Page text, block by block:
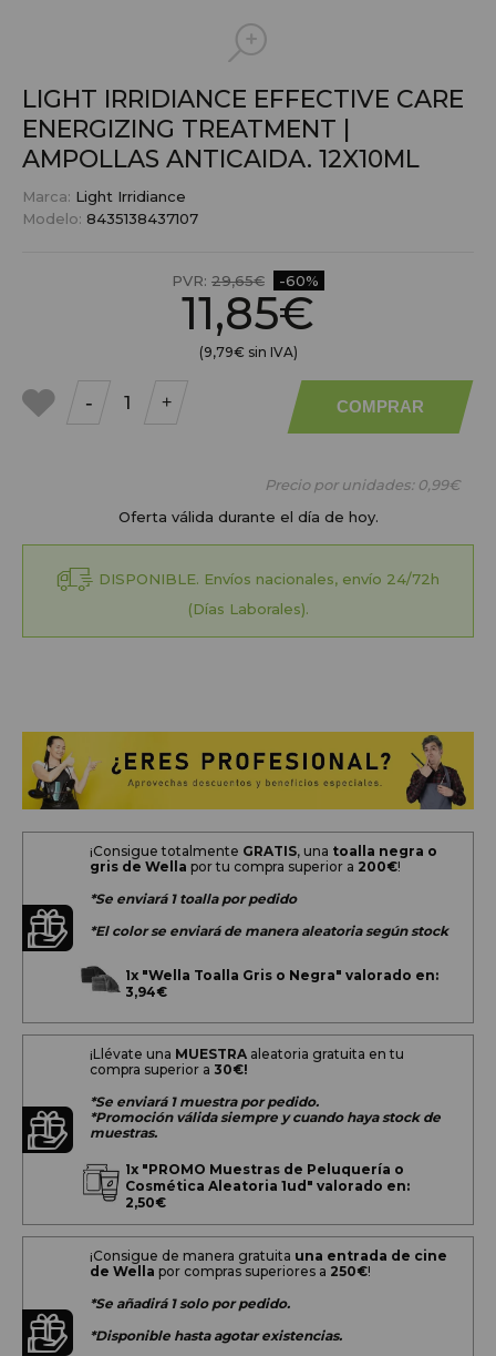
LIGHT IRRIDIANCE EFFECTIVE CARE
ENERGIZING TREATMENT |
AMPOLLAS ANTICAIDA. 12X10ML
Marca: Light Irridiance
Modelo: 8435138437107
PVR: 29,65€ -60%
11,85€
(9,79€ sin IVA)
- + COMPRAR
Precio por unidades: 0,99€
Oferta válida durante el día de hoy.
DISPONIBLE. Envíos nacionales, envío 24/72h
(Días Laborales).
¡Consigue totalmente GRATIS, una toalla negra o
gris de Wella por tu compra superior a 200€!
*Se enviará 1 toalla por pedido
*El color se enviará de manera aleatoria según stock
1x "Wella Toalla Gris o Negra" valorado en:
3,94€
¡Llévate una MUESTRA aleatoria gratuita en tu
compra superior a 30€!
*Se enviará 1 muestra por pedido.
*Promoción válida siempre y cuando haya stock de
muestras.
1x "PROMO Muestras de Peluquería o
Cosmética Aleatoria 1ud" valorado en:
2,50€
¡Consigue de manera gratuita una entrada de cine
de Wella por compras superiores a 250€!
*Se añadirá 1 solo por pedido.
*Disponible hasta agotar existencias.